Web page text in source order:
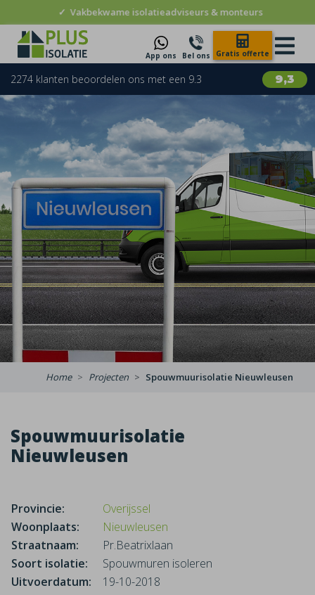
✓ Vakbekwame isolatieadviseurs & monteurs
App ons Bel ons Gratis offerte
9,3
2274 klanten beoordelen ons met een 9.3
Home Projecten Spouwmuurisolatie Nieuwleusen
Spouwmuurisolatie
Nieuwleusen
Provincie:
Overijssel
Woonplaats:
Nieuwleusen
Straatnaam:
Pr.Beatrixlaan
Soort isolatie:
Spouwmuren isoleren
Uitvoerdatum:
19-10-2018